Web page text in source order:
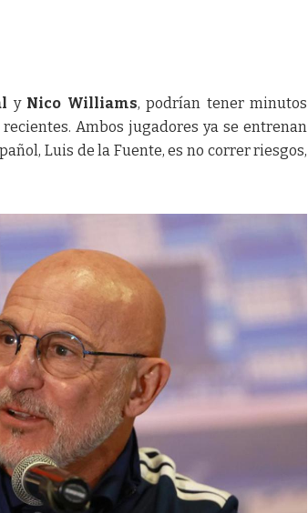
y Nico Williams, podrían tener minutos
Ambos jugadores ya se entrenan
Luis de la Fuente, es no correr riesgos,